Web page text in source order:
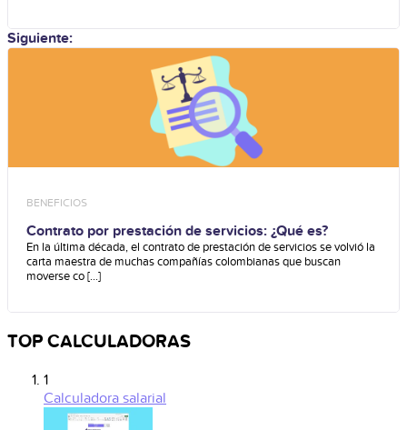
Siguiente:
BENEFICIOS
Contrato por prestación de servicios: ¿Qué es?
En la última década, el contrato de prestación de servicios se volvió la
carta maestra de muchas compañías colombianas que buscan
moverse co [...]
TOP CALCULADORAS
1
Calculadora salarial